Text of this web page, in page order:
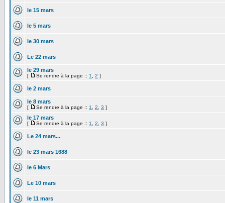
le 15 mars
le 5 mars
le 30 mars
Le 22 mars
le 29 mars
[ Se rendre à la page :: 1 2 ]
le 2 mars
le 8 mars
[ Se rendre à la page :: 1 2 3 ]
le 17 mars
[ Se rendre à la page :: 1 2 3 ]
Le 24 mars...
le 23 mars 1688
le 6 Mars
Le 10 mars
le 11 mars